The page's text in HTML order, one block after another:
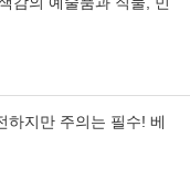
하지만 주의는 필수! 베